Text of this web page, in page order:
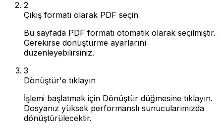
2
Çıkış formatı olarak PDF seçin
Bu sayfada PDF formatı otomatik olarak seçilmiştir.
Gerekirse dönüştürme ayarlarını
düzenleyebilirsiniz.
3
Dönüştür'e tıklayın
İşlemi başlatmak için Dönüştür düğmesine tıklayın.
Dosyanız yüksek performanslı sunucularımızda
dönüştürülecektir.